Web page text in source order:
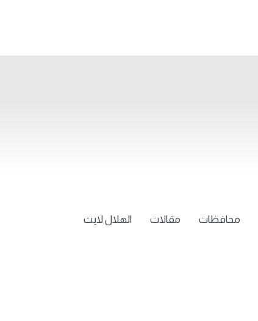
محافظات مقالات
الهلال لايت